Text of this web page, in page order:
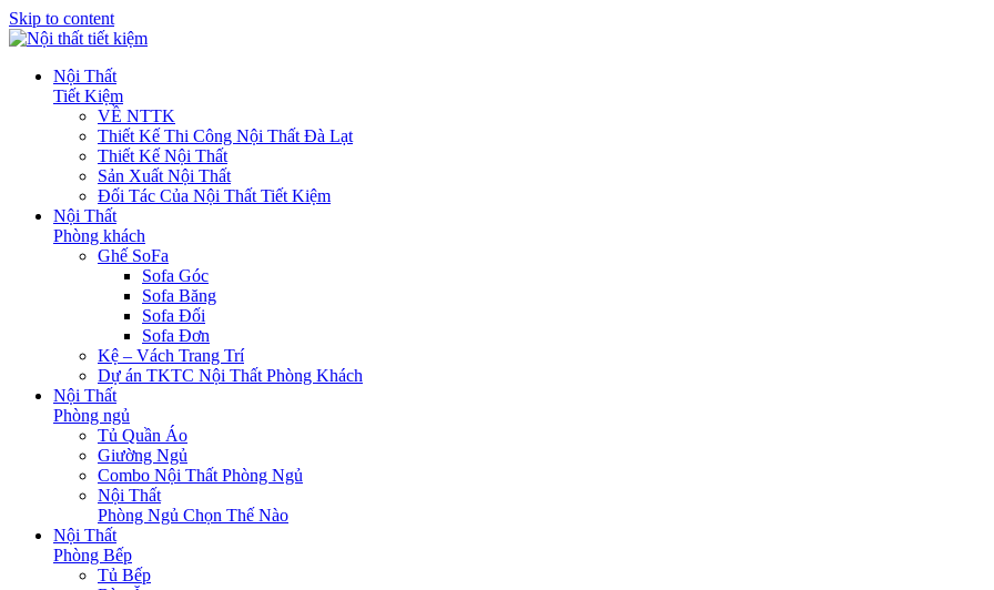
Skip to content
Nội Thất
Tiết Kiệm
VỀ NTTK
Thiết Kế Thi Công Nội Thất Đà Lạt
Thiết Kế Nội Thất
Sản Xuất Nội Thất
Đối Tác Của Nội Thất Tiết Kiệm
Nội Thất
Phòng khách
Ghế SoFa
Sofa Góc
Sofa Băng
Sofa Đối
Sofa Đơn
Kệ – Vách Trang Trí
Dự án TKTC Nội Thất Phòng Khách
Nội Thất
Phòng ngủ
Tủ Quần Áo
Giường Ngủ
Combo Nội Thất Phòng Ngủ
Nội Thất
Phòng Ngủ Chọn Thế Nào
Nội Thất
Phòng Bếp
Tủ Bếp